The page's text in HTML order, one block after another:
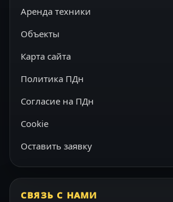
Аренда техники
Объекты
Карта сайта
Политика ПДн
Согласие на ПДн
Cookie
Оставить заявку
СВЯЗЬ С НАМИ